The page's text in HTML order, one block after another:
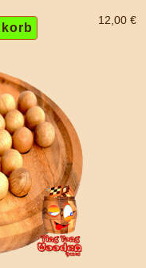
12,00 €